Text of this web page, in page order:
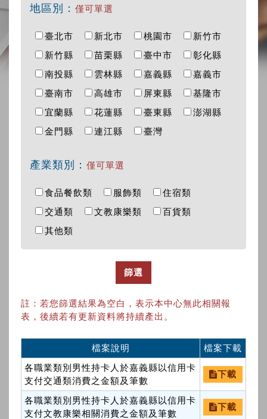
地區別： 僅可單選
臺北市 新北市 桃園市
新竹市
新竹縣
苗栗縣 臺中市
彰化縣
南投縣
雲林縣 嘉義縣
嘉義市
臺南市
高雄市 屏東縣
基隆市
宜蘭縣
花蓮縣 臺東縣
澎湖縣
金門縣
連江縣 臺灣
產業類別： 僅可單選
食品餐飲類 服飾類
住宿類
交通類
文教康樂類
百貨類
其他類
篩選
註：若您篩選結果為空白，表示本中心無此相關報
表，後續若有更新資料將持續產出。
檔案說明
檔案下載
各職業類別男性持卡人於嘉義縣以信用卡
支付交通類消費之金額及筆數
下載
各職業類別男性持卡人於嘉義縣以信用卡
支付文教康樂相關消費之金額及筆數
下載